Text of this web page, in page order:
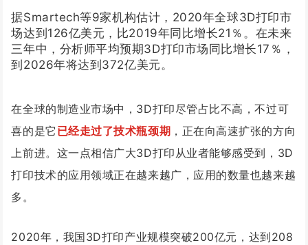
据Smartech等9家机构估计，2020年全球3D打印市
场达到126亿美元，比2019年同比增长21％。在未来
三年中，分析师平均预期3D打印市场同比增长17％，
到2026年将达到372亿美元。
在全球的制造业市场中，3D打印尽管占比不高，不过可
喜的是它 已经走过了技术瓶颈期 ，正在向高速扩张的方向
上前进。这一点相信广大3D打印从业者能够感受到，3D
打印技术的应用领域正在越来越广，应用的数量也越来越
多。
2020年，我国3D打印产业规模突破200亿元，达到208